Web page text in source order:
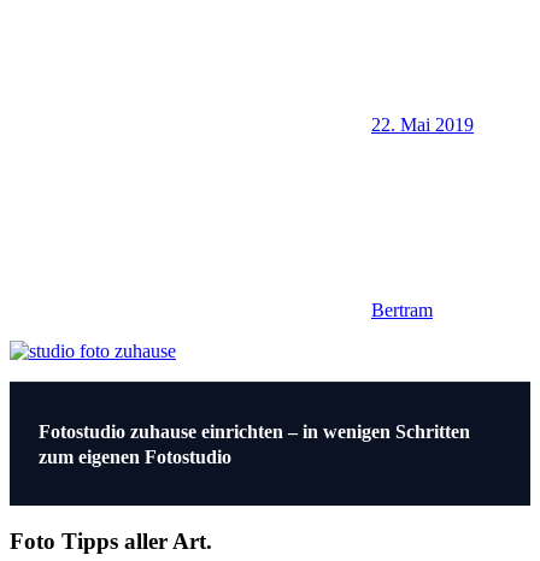
22. Mai 2019
Bertram
Beitragsnavigation
Vorheriger
Beitrag:
Fotostudio zuhause einrichten – in wenigen Schritten
zum eigenen Fotostudio
Foto Tipps aller Art.